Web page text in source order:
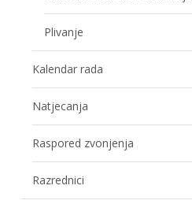
Plivanje
Kalendar rada
Natjecanja
Raspored zvonjenja
Razrednici